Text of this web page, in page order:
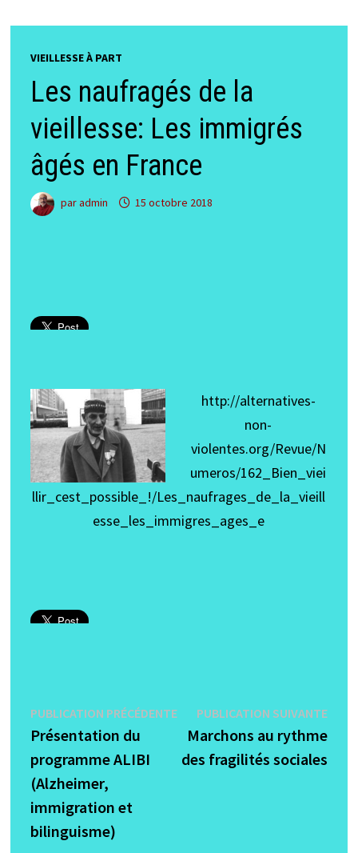
VIEILLESSE À PART
Les naufragés de la
vieillesse: Les immigrés
âgés en France
paradmin 15 octobre 2018
http://alternatives-
non-
violentes.org/Revue/N
umeros/162_Bien_viei
llir_cest_possible_!/Les_naufrages_de_la_vieill
esse_les_immigres_ages_e
Navigation
de
l’article
PUBLICATION PRÉCÉDENTEPublication
précédente :
Présentation du
programme ALIBI
(Alzheimer,
immigration et
bilinguisme)
PUBLICATION SUIVANTE
Marchons au rythme
des fragilités sociales